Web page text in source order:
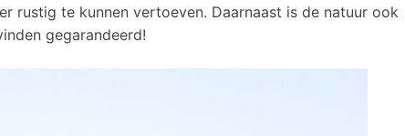
rustig te kunnen vertoeven. Daarnaast is de natuur ook
gegarandeerd!